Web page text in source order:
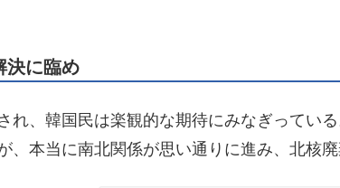
決に臨め
れ、韓国民は楽観的な期待にみなぎって
、本当に南北関係が思い通りに進み、北核